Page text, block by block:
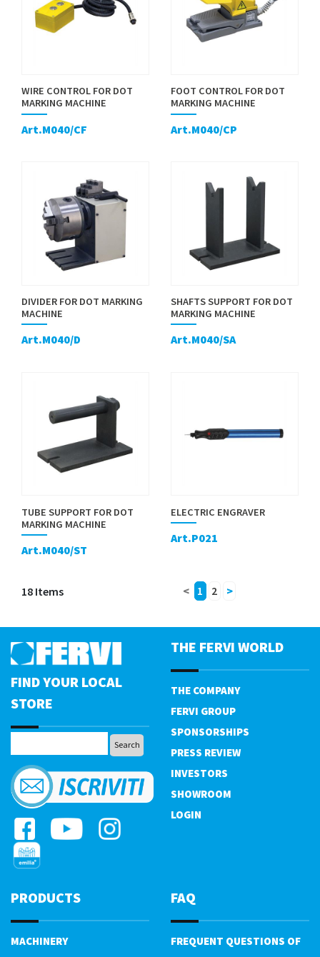
WIRE CONTROL FOR DOT
MARKING MACHINE
Art.M040/CF
FOOT CONTROL FOR DOT
MARKING MACHINE
Art.M040/CP
DIVIDER FOR DOT MARKING
MACHINE
Art.M040/D
SHAFTS SUPPORT FOR DOT
MARKING MACHINE
Art.M040/SA
TUBE SUPPORT FOR DOT
MARKING MACHINE
Art.M040/ST
ELECTRIC ENGRAVER
Art.P021
18 Items < 1 2 >
FIND YOUR LOCAL
STORE
THE FERVI WORLD
THE COMPANY
FERVI GROUP
SPONSORSHIPS
PRESS REVIEW
INVESTORS
SHOWROOM
LOGIN
PRODUCTS
MACHINERY
FAQ
FREQUENT QUESTIONS OF